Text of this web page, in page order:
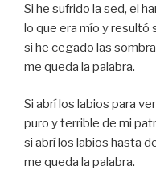
Si he sufrido la sed, el
lo que era mío y resultó
si he cegado las
me queda la palabra.
Si abrí los labios para
puro y terrible de mi
si abrí los labios hasta
me queda la palabra.